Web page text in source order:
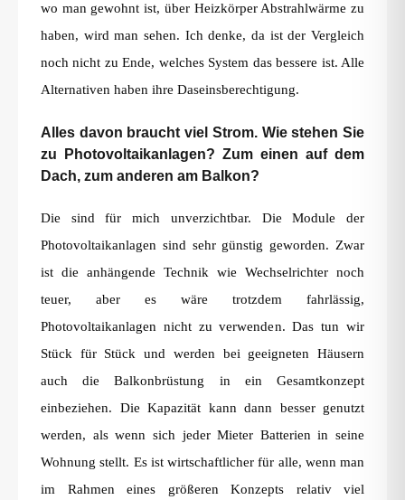
wo man gewohnt ist, über Heizkörper Abstrahlwärme zu
haben, wird man sehen. Ich denke, da ist der Vergleich
noch nicht zu Ende, welches System das bessere ist. Alle
Alternativen haben ihre Daseinsberechtigung.
Alles davon braucht viel Strom. Wie stehen Sie
zu Photovoltaikanlagen? Zum einen auf dem
Dach, zum anderen am Balkon?
Die sind für mich unverzichtbar. Die Module der
Photovoltaikanlagen sind sehr günstig geworden. Zwar
ist die anhängende Technik wie Wechselrichter noch
teuer, aber es wäre trotzdem fahrlässig,
Photovoltaikanlagen nicht zu verwenden. Das tun wir
Stück für Stück und werden bei geeigneten Häusern
auch die Balkonbrüstung in ein Gesamtkonzept
einbeziehen. Die Kapazität kann dann besser genutzt
werden, als wenn sich jeder Mieter Batterien in seine
Wohnung stellt. Es ist wirtschaftlicher für alle, wenn man
im Rahmen eines größeren Konzepts relativ viel